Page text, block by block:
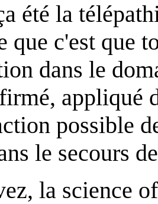
été la
que c'est que
dans le
appliqué
possible
le secours
la science